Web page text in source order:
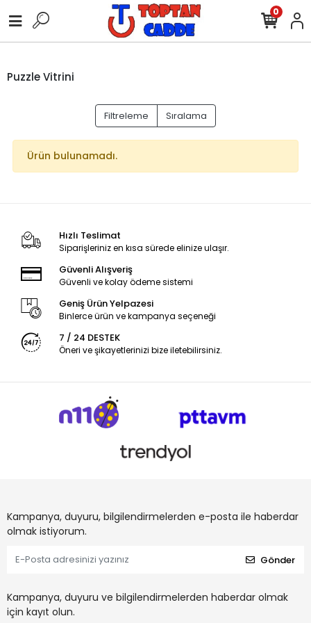
0
Puzzle Vitrini
Filtreleme Sıralama
Ürün bulunamadı.
Hızlı Teslimat
Siparişleriniz en kısa sürede elinize ulaşır.
Güvenli Alışveriş
Güvenli ve kolay ödeme sistemi
Geniş Ürün Yelpazesi
Binlerce ürün ve kampanya seçeneği
7 / 24 DESTEK
Öneri ve şikayetlerinizi bize iletebilirsiniz.
Kampanya, duyuru, bilgilendirmelerden e-posta ile haberdar
olmak istiyorum.
Gönder
Kampanya, duyuru ve bilgilendirmelerden haberdar olmak
için kayıt olun.